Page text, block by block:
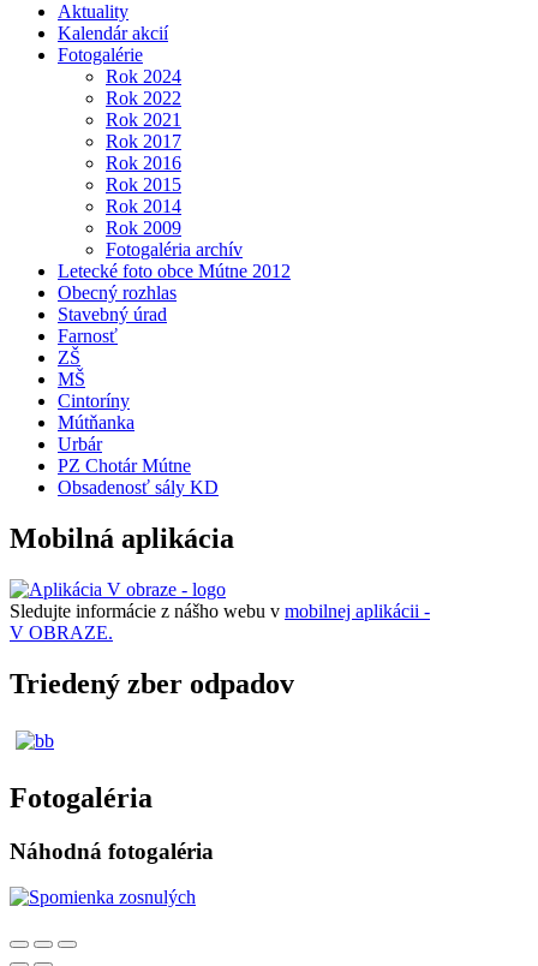
Aktuality
Kalendár akcií
Fotogalérie
Rok 2024
Rok 2022
Rok 2021
Rok 2017
Rok 2016
Rok 2015
Rok 2014
Rok 2009
Fotogaléria archív
Letecké foto obce Mútne 2012
Obecný rozhlas
Stavebný úrad
Farnosť
ZŠ
MŠ
Cintoríny
Mútňanka
Urbár
PZ Chotár Mútne
Obsadenosť sály KD
Mobilná aplikácia
Sledujte informácie z nášho webu v mobilnej aplikácii -
V OBRAZE.
Triedený zber odpadov
Fotogaléria
Náhodná fotogaléria